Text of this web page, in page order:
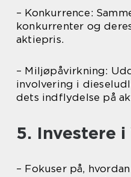
– Konkurrence:
konkurrenter og
aktiepris.
– Miljøpåvirkning:
involvering i
dets indflydelse på
5. Investere
– Fokuser på,